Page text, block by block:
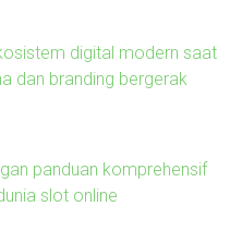
digital modern saat
dan branding bergerak
panduan komprehensif
slot online